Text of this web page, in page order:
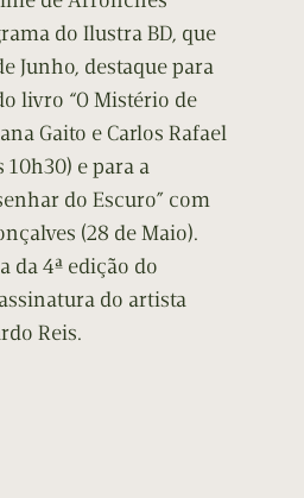
do Ilustra BD, que
Junho, destaque para
livro “O Mistério de
Gaito e Carlos Rafael
10h30) e para a
do Escuro” com
(28 de Maio).
da 4ª edição do
do artista
Reis.